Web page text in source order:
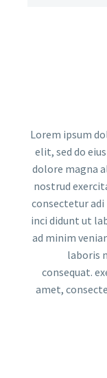
Lorem ipsum
elit, sed do
dolore magna
nostrud
consectetur
inci didunt ut
ad minim
laboris
consequat.
amet,